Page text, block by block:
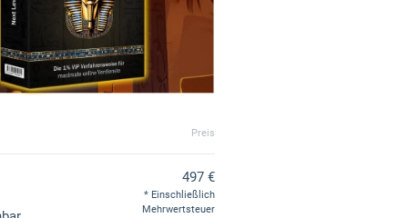
Preis
497 €
Einschließlich
Mehrwertsteuer